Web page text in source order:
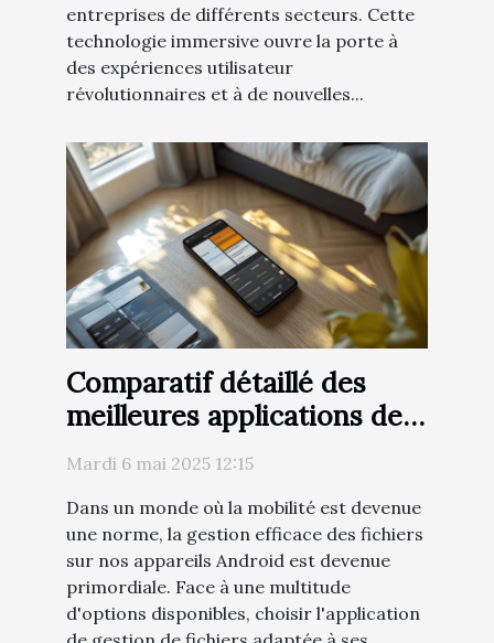
entreprises de différents secteurs. Cette
technologie immersive ouvre la porte à
des expériences utilisateur
révolutionnaires et à de nouvelles...
Comparatif détaillé des
meilleures applications de
gestion de fichiers Android
en
Mardi 6 mai 2025 12:15
Dans un monde où la mobilité est devenue
une norme, la gestion efficace des fichiers
sur nos appareils Android est devenue
primordiale. Face à une multitude
d'options disponibles, choisir l'application